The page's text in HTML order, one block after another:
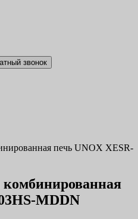
звонок
печь UNOX XESR-
MDDN